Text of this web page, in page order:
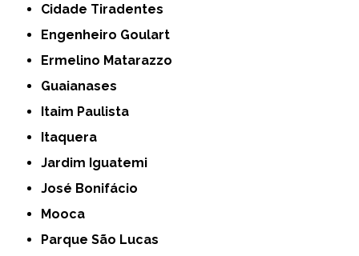
Cidade Tiradentes
Engenheiro Goulart
Ermelino Matarazzo
Guaianases
Itaim Paulista
Itaquera
Jardim Iguatemi
José Bonifácio
Mooca
Parque São Lucas